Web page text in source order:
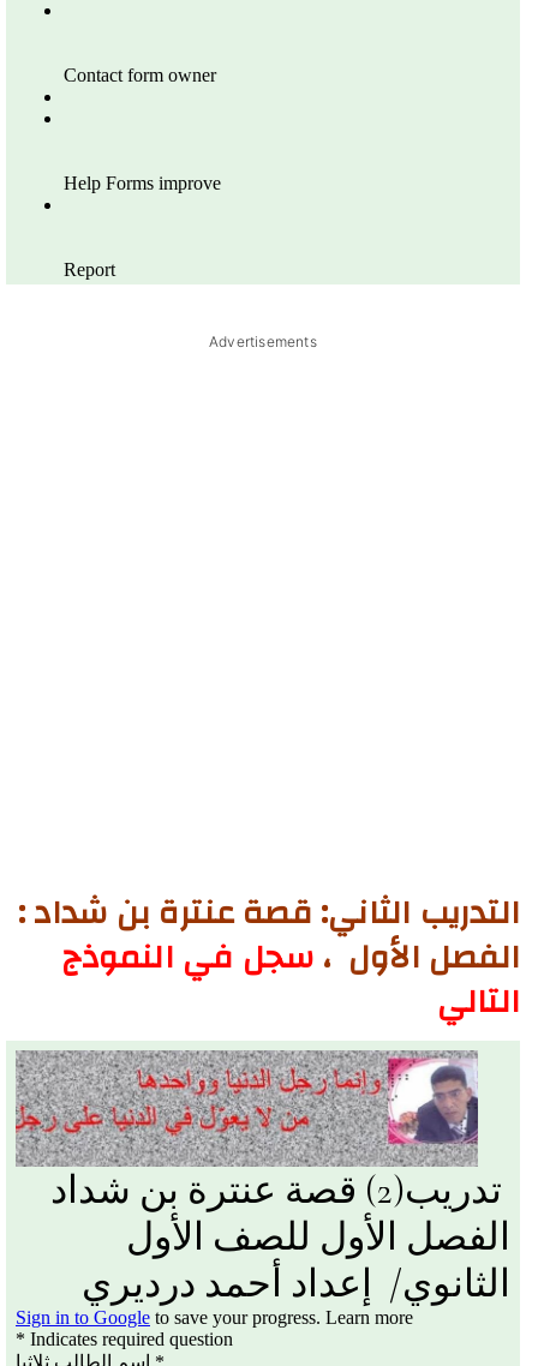
Advertisements
التدريب الثاني: قصة عنترة بن شداد :
الفصل الأول ،سجل في النموذج
التالي